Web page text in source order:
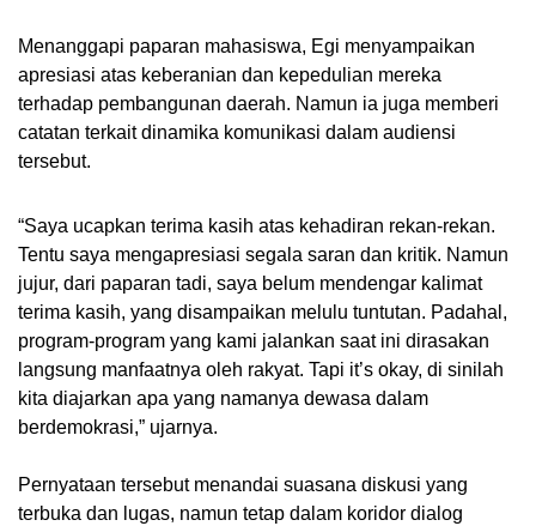
Menanggapi paparan mahasiswa, Egi menyampaikan
apresiasi atas keberanian dan kepedulian mereka
terhadap pembangunan daerah. Namun ia juga memberi
catatan terkait dinamika komunikasi dalam audiensi
tersebut.
“Saya ucapkan terima kasih atas kehadiran rekan-rekan.
Tentu saya mengapresiasi segala saran dan kritik. Namun
jujur, dari paparan tadi, saya belum mendengar kalimat
terima kasih, yang disampaikan melulu tuntutan. Padahal,
program-program yang kami jalankan saat ini dirasakan
langsung manfaatnya oleh rakyat. Tapi it’s okay, di sinilah
kita diajarkan apa yang namanya dewasa dalam
berdemokrasi,” ujarnya.
Pernyataan tersebut menandai suasana diskusi yang
terbuka dan lugas, namun tetap dalam koridor dialog